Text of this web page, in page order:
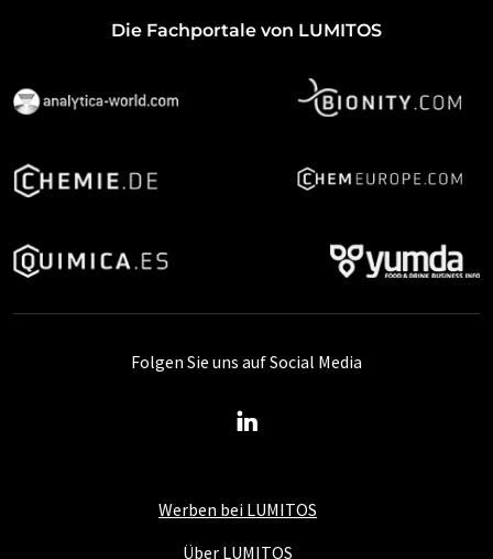
Die Fachportale von LUMITOS
Werben bei LUMITOS
Über LUMITOS
Folgen Sie uns auf Social Media